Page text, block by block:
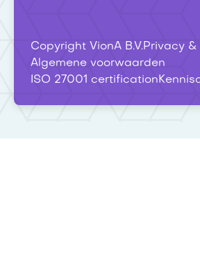
Copyright VionA B.V.Privacy &
Algemene voorwaarden
ISO 27001 certification